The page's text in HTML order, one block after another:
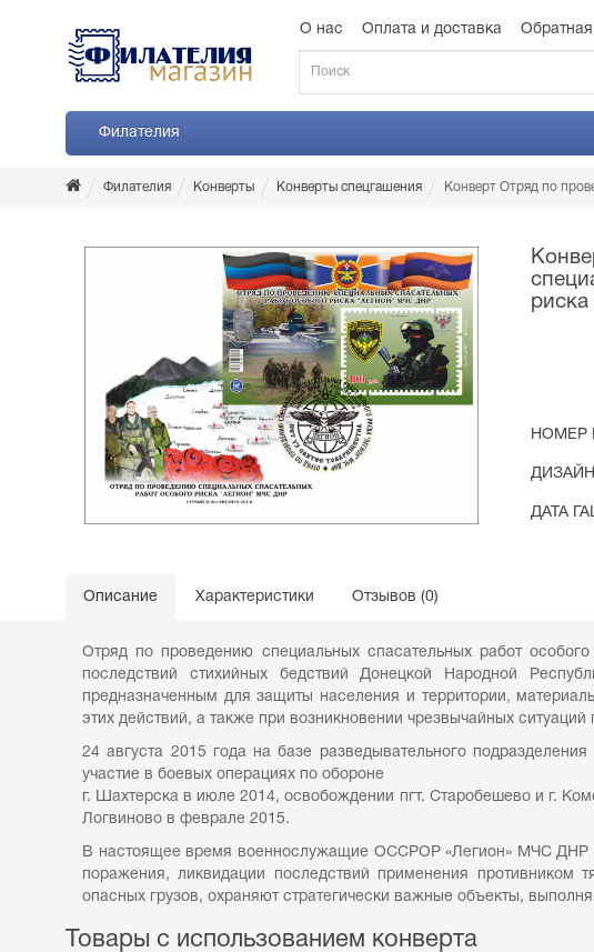
О нас Оплата и доставка
Филателия
Филателия Конверты Конверты спецгашения Конверт Отряд по
НОМЕР
ДАТА
Описание Характеристики Отзывов (0)
Отряд по проведению специальных спасательных работ
последствий стихийных бедствий Донецкой Народной
предназначенным для защиты населения и территории,
этих действий, а также при возникновении чрезвычайных ситуаций
24 августа 2015 года на базе разведывательного
участие в боевых операциях по обороне
г. Шахтерска в июле 2014, освобождении пгт. Старобешево и г.
Логвиново в феврале 2015.
В настоящее время военнослужащие ОССРОР «Легион» МЧС ДНР
поражения, ликвидации последствий применения противником
опасных грузов, охраняют стратегически важные объекты,
Товары с использованием конверта